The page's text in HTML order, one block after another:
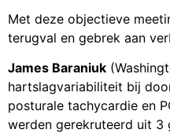
Met deze objectieve
terugval en gebrek aan
James Baraniuk
hartslagvariabiliteit bij
posturale tachycardie en
werden gerekruteerd uit 3